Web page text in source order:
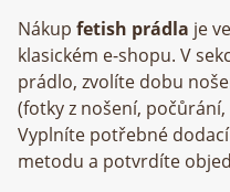
Nákup fetish prádla je
klasickém e-shopu. V
prádlo, zvolíte dobu
(fotky z nošení,
Vyplníte potřebné
metodu a potvrdíte